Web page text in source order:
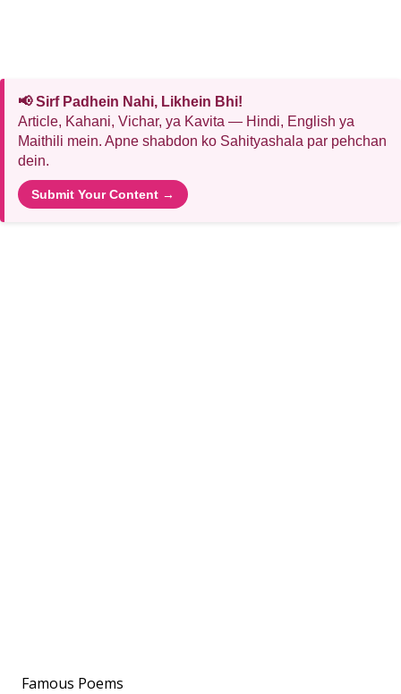
📢 Sirf Padhein Nahi, Likhein Bhi!
Article, Kahani, Vichar, ya Kavita — Hindi, English ya
Maithili mein. Apne shabdon ko Sahityashala par pehchan
dein.
Submit Your Content →
Famous Poems